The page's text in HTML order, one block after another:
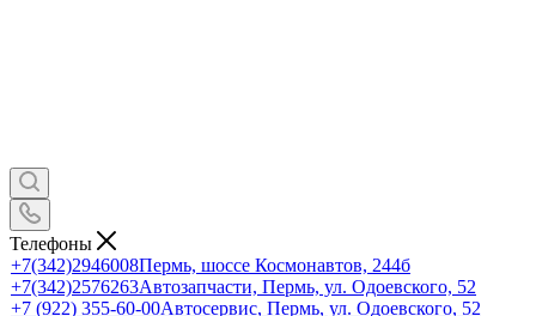
Телефоны
+7(342)2946008Пермь, шоссе Космонавтов, 244б
+7(342)2576263Автозапчасти, Пермь, ул. Одоевского, 52
+7 (922) 355-60-00Автосервис, Пермь, ул. Одоевского, 52